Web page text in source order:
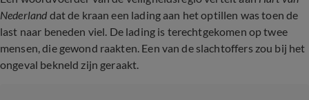
Nederland dat de kraan een lading aan het optillen was toen de
last naar beneden viel. De lading is terechtgekomen op twee
mensen, die gewond raakten. Een van de slachtoffers zou bij het
ongeval bekneld zijn geraakt.